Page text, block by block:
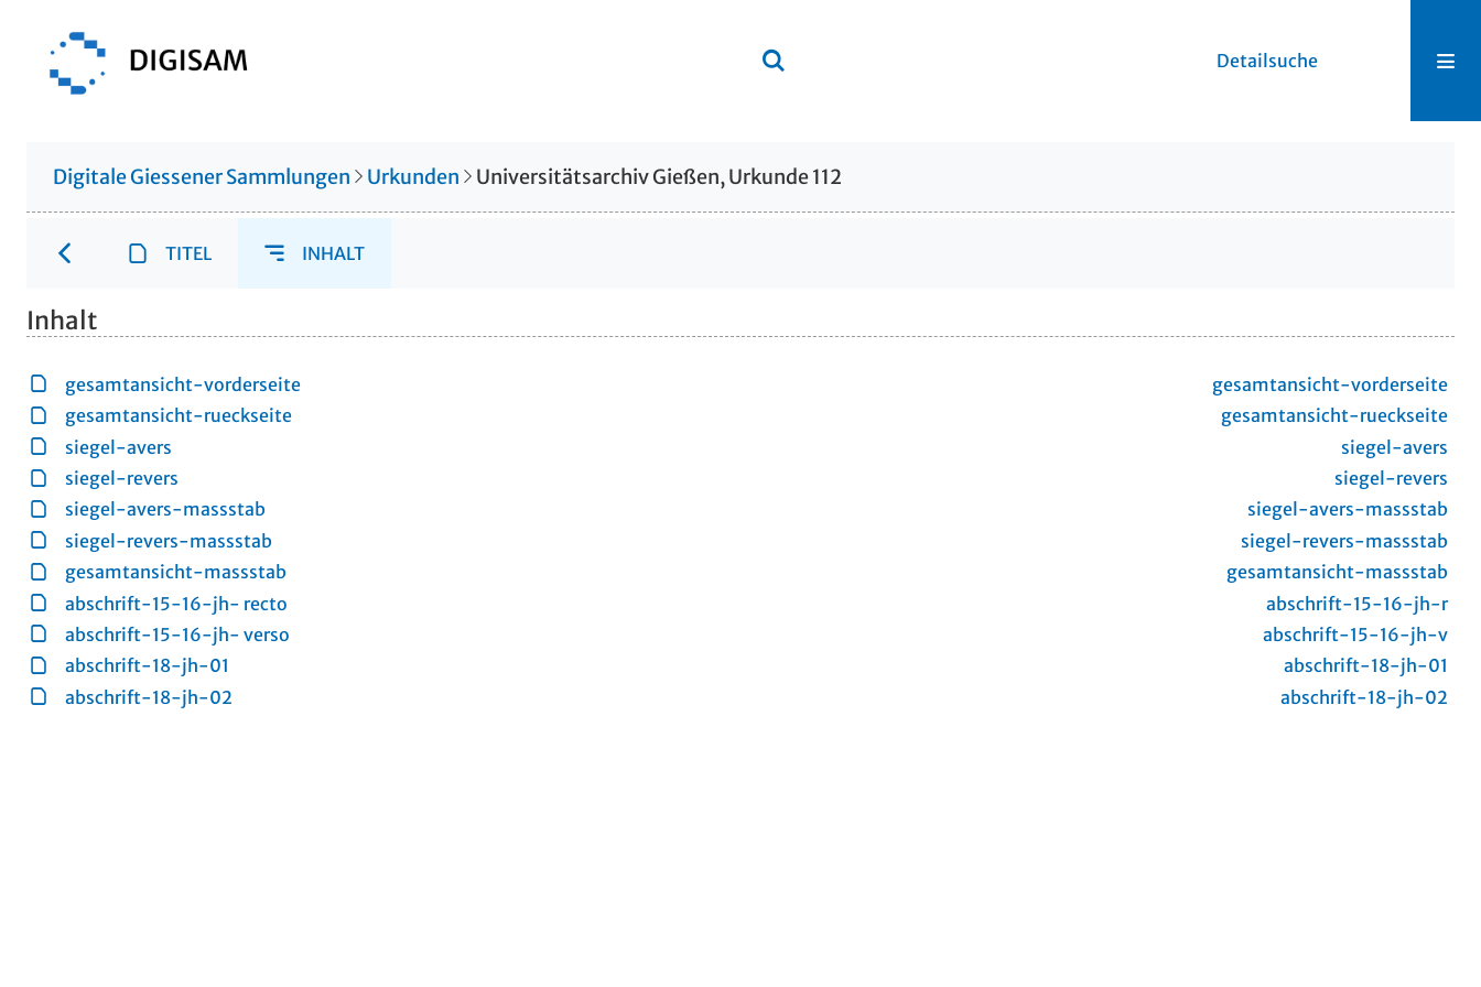
Detailsuche
Digitale Giessener Sammlungen Urkunden Universitätsarchiv Gießen, Urkunde 112
TITEL INHALT
Inhalt
gesamtansicht-vorderseite
gesamtansicht-vorderseite
gesamtansicht-rueckseite
gesamtansicht-rueckseite
siegel-avers
siegel-avers
siegel-revers
siegel-revers
siegel-avers-massstab
siegel-avers-massstab
siegel-revers-massstab
siegel-revers-massstab
gesamtansicht-massstab
gesamtansicht-massstab
abschrift-15-16-jh-r
abschrift-15-16-jh- recto
abschrift-15-16-jh-v
abschrift-15-16-jh- verso
abschrift-18-jh-01
abschrift-18-jh-01
abschrift-18-jh-02
abschrift-18-jh-02